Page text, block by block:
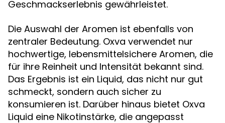
Geschmackserlebnis gewährleistet.
Die Auswahl der Aromen ist ebenfalls von
zentraler Bedeutung. Oxva verwendet nur
hochwertige, lebensmittelsichere Aromen, die
für ihre Reinheit und Intensität bekannt sind.
Das Ergebnis ist ein Liquid, das nicht nur gut
schmeckt, sondern auch sicher zu
konsumieren ist. Darüber hinaus bietet Oxva
Liquid eine Nikotinstärke, die angepasst